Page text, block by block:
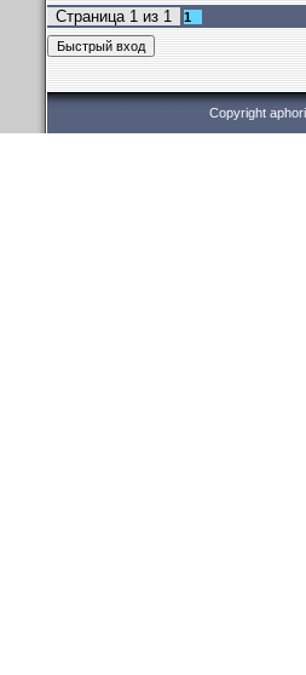
Страница 1 из 1 1
Copyright